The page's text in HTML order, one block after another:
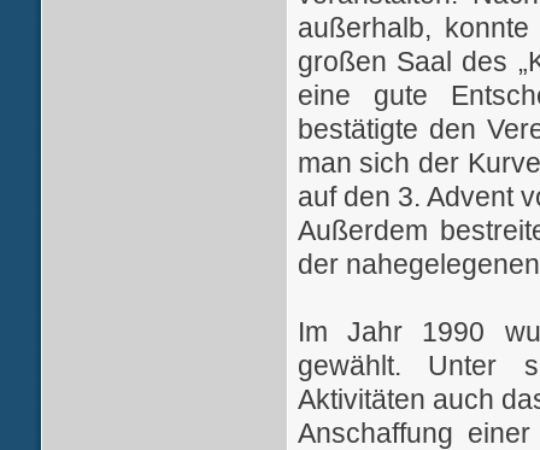
außerhalb,
großen Saal des
eine gute
bestätigte den
man sich der
auf den 3. Advent
Außerdem
der
Im Jahr 1990
gewählt. Unter
Aktivitäten auch
Anschaffung